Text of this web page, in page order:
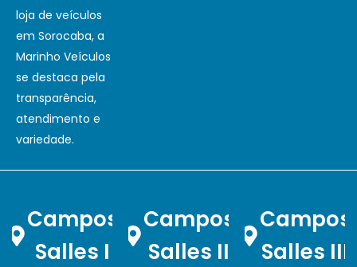
loja de veículos
em Sorocaba, a
Marinho Veículos
se destaca pela
transparência,
atendimento e
variedade.
Campos
Salles I
Campos
Salles II
Campos
Salles III